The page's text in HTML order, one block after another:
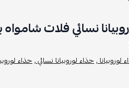
نسائي فلات
لوروبيانا ,حذاء لوروبيانا نسائي ,حذاء